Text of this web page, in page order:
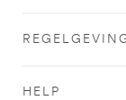
HELP